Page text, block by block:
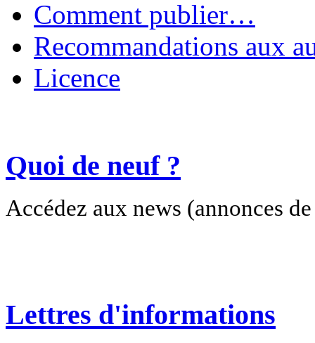
Comment publier…
Recommandations aux
Licence
Quoi de neuf ?
Accédez aux news (annonces
Lettres d'informations